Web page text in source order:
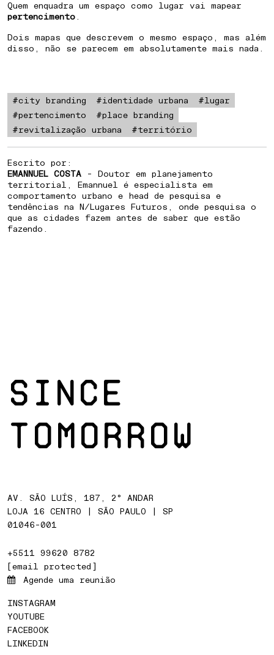
Quem enquadra um espaço como lugar vai mapear
pertencimento
Dois mapas que descrevem o mesmo espaço, mas além
disso, não se parecem em absolutamente mais nada.
#city branding #identidade urbana
#lugar
#pertencimento
#place branding
#revitalização urbana
#território
Escrito por:
EMANNUEL COSTA - Doutor em planejamento
territorial, Emannuel é especialista em
comportamento urbano e head de pesquisa e
tendências na N/Lugares Futuros, onde pesquisa o
que as cidades fazem antes de saber que estão
fazendo.
SINCE
TOMORROW
AV. SÃO LUÍS, 187, 2° ANDAR
LOJA 16 CENTRO | SÃO PAULO | SP
01046-001
+5511 99620 8782
[email protected]
Agende uma reunião
INSTAGRAM
YOUTUBE
FACEBOOK
LINKEDIN